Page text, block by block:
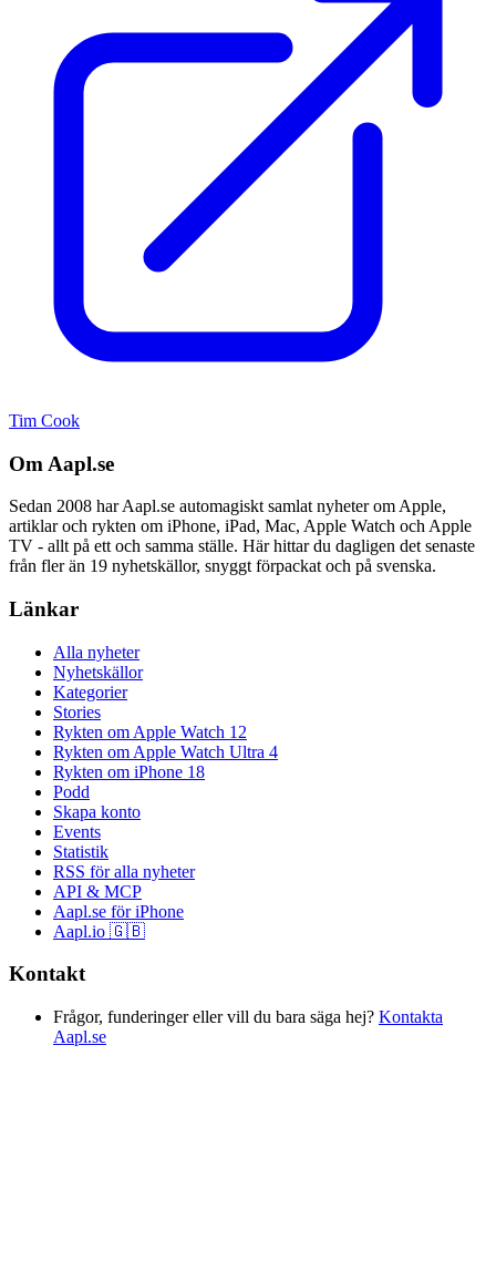
Tim Cook
Om Aapl.se
Sedan 2008 har Aapl.se automagiskt samlat nyheter om Apple,
artiklar och rykten om iPhone, iPad, Mac, Apple Watch och Apple
TV - allt på ett och samma ställe. Här hittar du dagligen det senaste
från fler än 19 nyhetskällor, snyggt förpackat och på svenska.
Länkar
Alla nyheter
Nyhetskällor
Kategorier
Stories
Rykten om Apple Watch 12
Rykten om Apple Watch Ultra 4
Rykten om iPhone 18
Podd
Skapa konto
Events
Statistik
RSS för alla nyheter
API & MCP
Aapl.se för iPhone
Aapl.io 🇬🇧
Kontakt
Frågor, funderinger eller vill du bara säga hej? Kontakta
Aapl.se